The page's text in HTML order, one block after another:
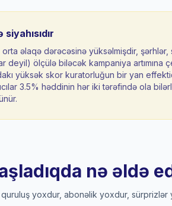
orta əlaqə dərəcəsinə yüksəlmişdir,
deyil) ölçülə biləcək kampaniya artımına
yüksək skor kuratorluğun bir yan
3.5% həddinin hər iki tərəfində ola
nə əldə
yoxdur, abonəlik yoxdur, sürprizlər